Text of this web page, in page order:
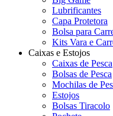
Lubrificantes
Capa Protetora
Bolsa para
Kits Vara e
Caixas e Estojos
Caixas de Pesca
Bolsas de Pesca
Mochilas de
Estojos
Bolsas Tiracolo